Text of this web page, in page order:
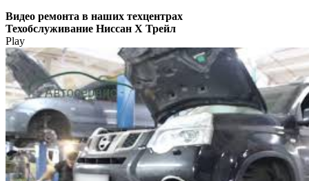
Видео ремонта в наших техцентрах
Техобслуживание Ниссан Х Трейл
Play